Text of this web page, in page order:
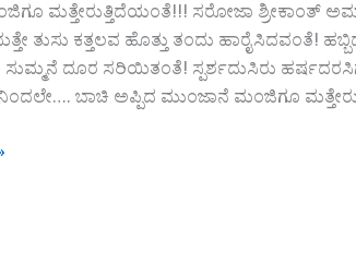
ಮತ್ತೇರುತ್ತಿದೆಯಂತೆ!!! ಸರೋಜಾ ಶ್ರೀಕಾಂತ್
ತುಸು ಕತ್ತಲವ ಹೊತ್ತು ತಂದು
ದೂರ ಸರಿಯಿತಂತೆ! ಸ್ಪರ್ಶದುಸಿರು
ಬಾಚಿ ಅಪ್ಪಿದ ಮುಂಜಾನೆ ಮಂಜಿಗೂ